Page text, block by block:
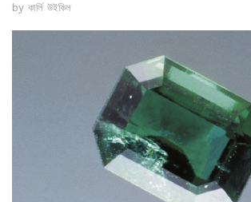
by কার্লি উইকিল